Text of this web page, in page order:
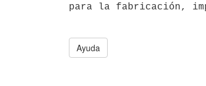
Ayuda